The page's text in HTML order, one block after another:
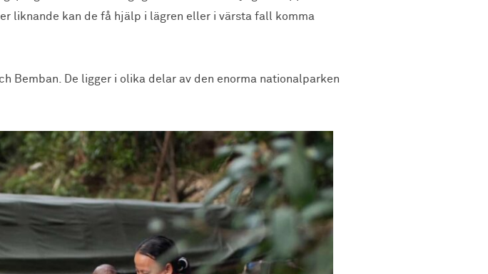
liknande kan de få hjälp i lägren eller i värsta fall komma
Bemban. De ligger i olika delar av den enorma nationalparken